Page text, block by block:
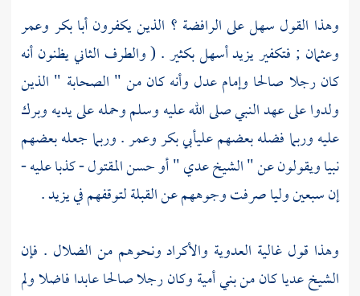
وهذا القول سهل علىالرافضة ؟ الذين يكفرونأبا بكر وعمر
وعثمان ; فتكفيريزيدأسهل بكثير . ( والطرف الثاني يظنون أنه
كان رجلا صالحا وإمام عدل وأنه كان من " الصحابة " الذين
ولدوا على عهد النبي صلى الله عليه وسلم وحمله على يديه وبرك
عليه وربما فضله بعضهم علىأبي بكروعمر. وربما جعله بعضهم
نبيا ويقولون عن "الشيخ عدي" أو حسن المقتول - كذبا عليه -
إن سبعين وليا صرفت وجوههم عن القبلة لتوقفهم فييزيد.
وهذا قول غالية العدوية والأكرادونحوهم من الضلال . فإن
الشيخ عدياكان منبني أميةوكان رجلا صالحا عابدا فاضلا ولم